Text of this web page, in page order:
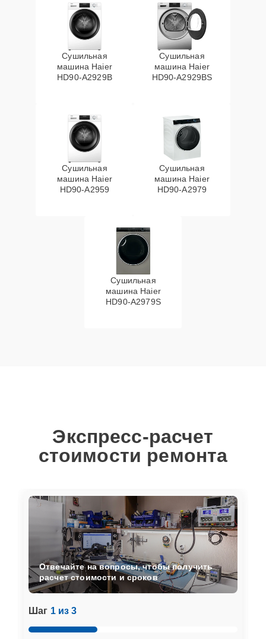
Сушильная
машина Haier
HD90-A2929B
Сушильная
машина Haier
HD90-A2929BS
Сушильная
машина Haier
HD90-A2959
Сушильная
машина Haier
HD90-A2979
Сушильная
машина Haier
HD90-A2979S
Экспресс-расчет
стоимости ремонта
Шаг 1 из 3
Отвечайте на вопросы, чтобы получить
расчет стоимости и сроков